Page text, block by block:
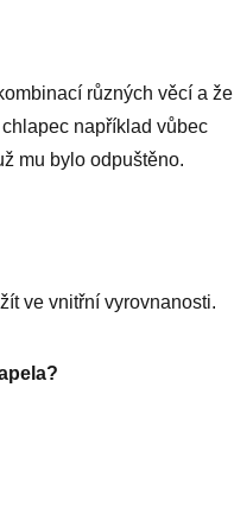
různých věcí a že
například vůbec
mu bylo od­puštěno.
ve vnitřní vyrovnanosti.